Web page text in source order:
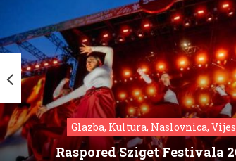
Glazba, Kultura, Naslovnica,
Raspored Sziget Festivala